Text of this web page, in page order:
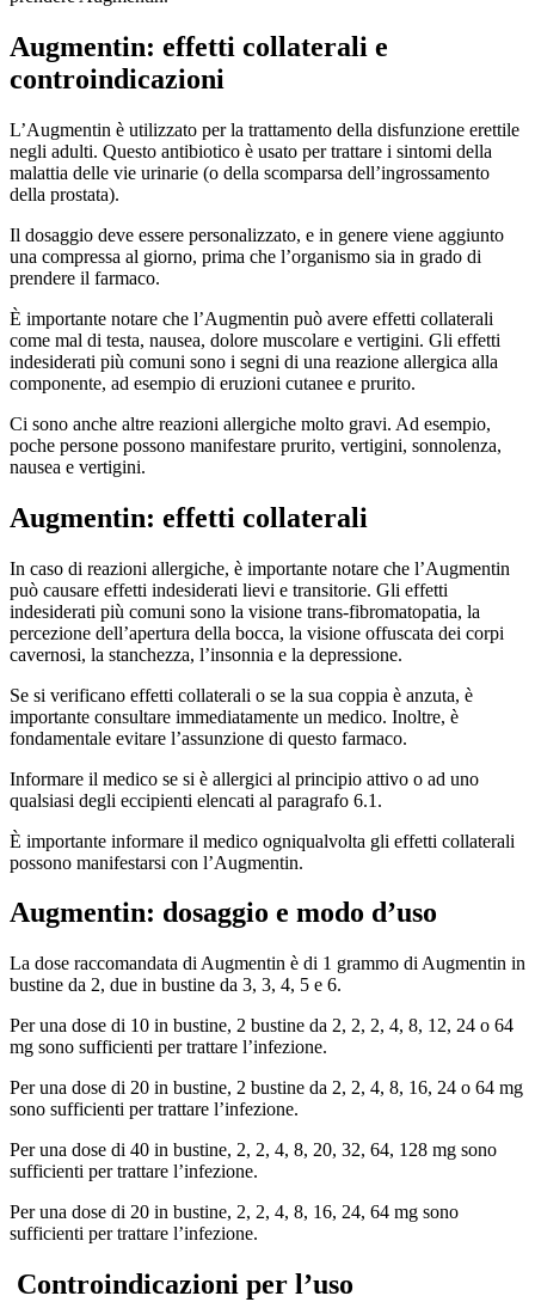
Augmentin: effetti collaterali e
controindicazioni
L’Augmentin è utilizzato per la trattamento della disfunzione erettile
negli adulti. Questo antibiotico è usato per trattare i sintomi della
malattia delle vie urinarie (o della scomparsa dell’ingrossamento
della prostata).
Il dosaggio deve essere personalizzato, e in genere viene aggiunto
una compressa al giorno, prima che l’organismo sia in grado di
prendere il farmaco.
È importante notare che l’Augmentin può avere effetti collaterali
come mal di testa, nausea, dolore muscolare e vertigini. Gli effetti
indesiderati più comuni sono i segni di una reazione allergica alla
componente, ad esempio di eruzioni cutanee e prurito.
Ci sono anche altre reazioni allergiche molto gravi. Ad esempio,
poche persone possono manifestare prurito, vertigini, sonnolenza,
nausea e vertigini.
Augmentin: effetti collaterali
In caso di reazioni allergiche, è importante notare che l’Augmentin
può causare effetti indesiderati lievi e transitorie. Gli effetti
indesiderati più comuni sono la visione trans-fibromatopatia, la
percezione dell’apertura della bocca, la visione offuscata dei corpi
cavernosi, la stanchezza, l’insonnia e la depressione.
Se si verificano effetti collaterali o se la sua coppia è anzuta, è
importante consultare immediatamente un medico. Inoltre, è
fondamentale evitare l’assunzione di questo farmaco.
Informare il medico se si è allergici al principio attivo o ad uno
qualsiasi degli eccipienti elencati al paragrafo 6.1.
È importante informare il medico ogniqualvolta gli effetti collaterali
possono manifestarsi con l’Augmentin.
Augmentin: dosaggio e modo d’uso
La dose raccomandata di Augmentin è di 1 grammo di Augmentin in
bustine da 2, due in bustine da 3, 3, 4, 5 e 6.
Per una dose di 10 in bustine, 2 bustine da 2, 2, 2, 4, 8, 12, 24 o 64
mg sono sufficienti per trattare l’infezione.
Per una dose di 20 in bustine, 2 bustine da 2, 2, 4, 8, 16, 24 o 64 mg
sono sufficienti per trattare l’infezione.
Per una dose di 40 in bustine, 2, 2, 4, 8, 20, 32, 64, 128 mg sono
sufficienti per trattare l’infezione.
Per una dose di 20 in bustine, 2, 2, 4, 8, 16, 24, 64 mg sono
sufficienti per trattare l’infezione.
Controindicazioni per l’uso